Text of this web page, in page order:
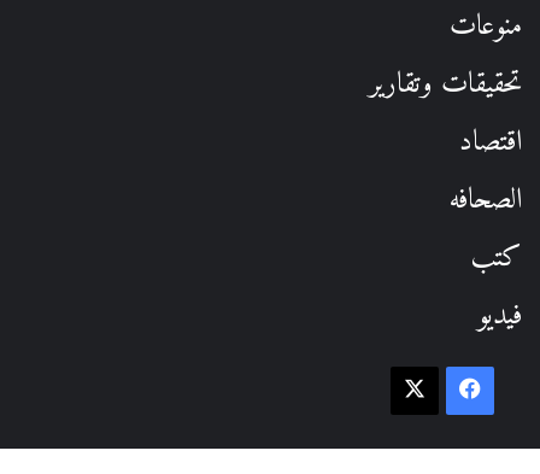
منوعات
تحقيقات وتقارير
اقتصاد
الصحافه
كتب
فيديو
فيسبوك